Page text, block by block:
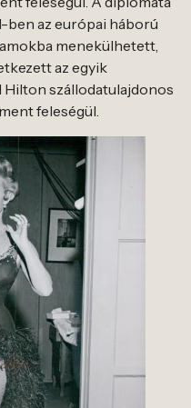
ben az európai háború
menekülhetett,
az egyik
Hilton szállodatulajdonos
feleségül.